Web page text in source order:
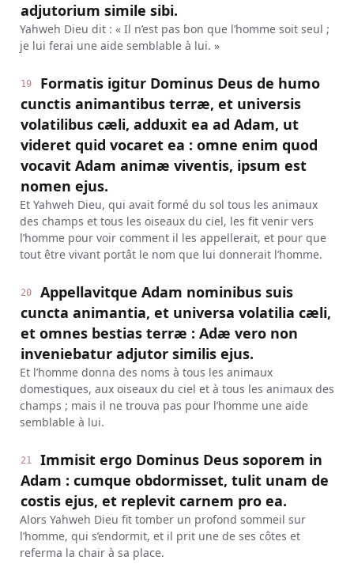
adjutorium simile sibi.
Yahweh Dieu dit : « Il n’est pas bon que l’homme soit seul ;
je lui ferai une aide semblable à lui. »
19
Formatis igitur Dominus Deus de humo
cunctis animantibus terræ, et universis
volatilibus cæli, adduxit ea ad Adam, ut
videret quid vocaret ea : omne enim quod
vocavit Adam animæ viventis, ipsum est
nomen ejus.
Et Yahweh Dieu, qui avait formé du sol tous les animaux
des champs et tous les oiseaux du ciel, les fit venir vers
l’homme pour voir comment il les appellerait, et pour que
tout être vivant portât le nom que lui donnerait l’homme.
20
Appellavitque Adam nominibus suis
cuncta animantia, et universa volatilia cæli,
et omnes bestias terræ : Adæ vero non
inveniebatur adjutor similis ejus.
Et l’homme donna des noms à tous les animaux
domestiques, aux oiseaux du ciel et à tous les animaux des
champs ; mais il ne trouva pas pour l’homme une aide
semblable à lui.
21
Immisit ergo Dominus Deus soporem in
Adam : cumque obdormisset, tulit unam de
costis ejus, et replevit carnem pro ea.
Alors Yahweh Dieu fit tomber un profond sommeil sur
l’homme, qui s’endormit, et il prit une de ses côtes et
referma la chair à sa place.